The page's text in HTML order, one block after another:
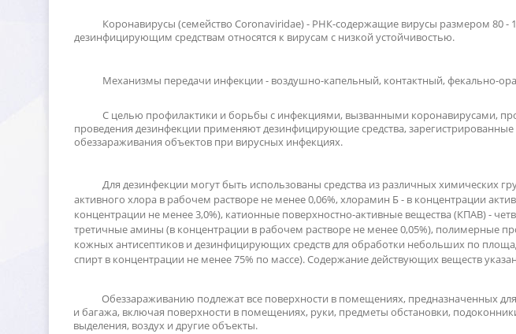
Коронавирусы (семейство Coronaviridae) - РНК-содержащие вирусы размером 80
дезинфицирующим средствам относятся к вирусам с низкой устойчивостью.
Механизмы передачи инфекции - воздушно-капельный, контактный, фекально-
С целью профилактики и борьбы с инфекциями, вызванными коронавирусами,
проведения дезинфекции применяют дезинфицирующие средства,
обеззараживания объектов при вирусных инфекциях.
Для дезинфекции могут быть использованы средства из различных химических
активного хлора в рабочем растворе не менее 0,06%, хлорамин Б - в концентрации
концентрации не менее 3,0%), катионные поверхностно-активные вещества (КПАВ) -
третичные амины (в концентрации в рабочем растворе не менее 0,05%), полимерные
кожных антисептиков и дезинфицирующих средств для обработки небольших по
спирт в концентрации не менее 75% по массе). Содержание действующих веществ
Обеззараживанию подлежат все поверхности в помещениях, предназначенных
и багажа, включая поверхности в помещениях, руки, предметы обстановки,
ыделения, воздух и другие объекты.